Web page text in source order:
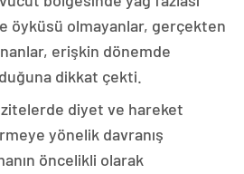
öyküsü olmayanlar, gerçekten
erişkin dönemde
dikkat çekti.
diyet ve hareket
yönelik davranış
öncelikli olarak